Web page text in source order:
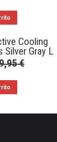
Cooling
Silver Gray L
€